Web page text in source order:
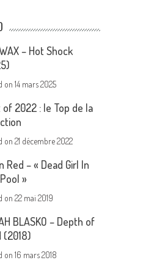
– Hot Shock
on14 mars 2025
of 2022 : le Top de la
on21 décembre 2022
Red – « Dead Girl In
»
on22 mai 2019
BLASKO – Depth of
(2018)
on16 mars 2018